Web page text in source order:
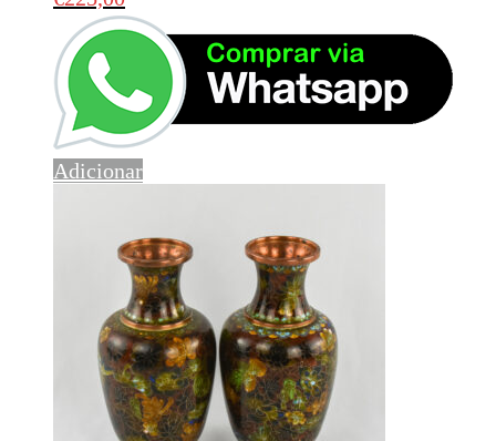
Adicionar